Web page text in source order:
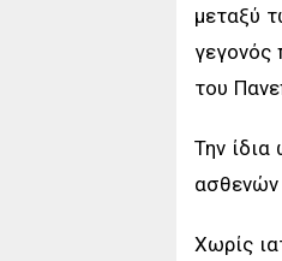
μεταξύ
του
Την
ασθενών
Χωρίς